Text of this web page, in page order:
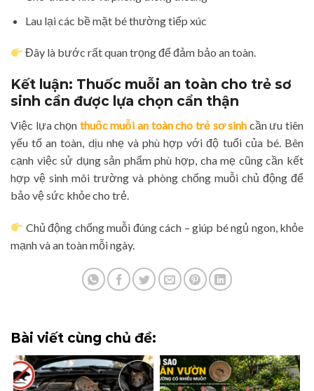
Lau lại các bề mặt bé thường tiếp xúc
Đây là bước rất quan trọng để đảm bảo an toàn.
Kết luận: Thuốc muỗi an toàn cho trẻ sơ
sinh cần được lựa chọn cẩn thận
Việc lựa chọn thuốc muỗi an toàn cho trẻ sơ sinh cần ưu tiên
yếu tố an toàn, dịu nhẹ và phù hợp với độ tuổi của bé. Bên
cạnh việc sử dụng sản phẩm phù hợp, cha mẹ cũng cần kết
hợp vệ sinh môi trường và phòng chống muỗi chủ động để
bảo vệ sức khỏe cho trẻ.
Chủ động chống muỗi đúng cách – giúp bé ngủ ngon, khỏe
mạnh và an toàn mỗi ngày.
Bài viết cùng chủ đề: